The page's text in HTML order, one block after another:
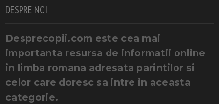
DESPRE NOI
Desprecopii.com este cea mai
importanta resursa de informatii online
in limba romana adresata parintilor si
celor care doresc sa intre in aceasta
categorie.